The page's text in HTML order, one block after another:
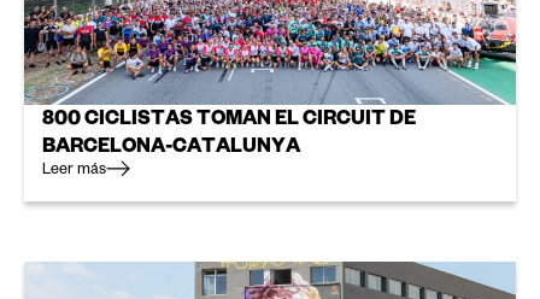
800 CICLISTAS TOMAN EL CIRCUIT DE
BARCELONA-CATALUNYA
Leer más